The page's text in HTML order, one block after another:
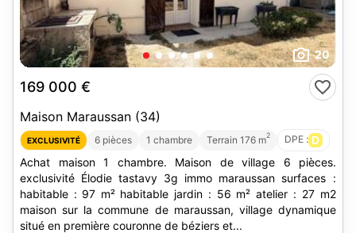
20
169 000 €
Maison Maraussan (34)
EXCLUSIVITÉ 6 pièces 1 chambre Terrain 176 m2 DPE : D
Achat maison 1 chambre. Maison de village 6 pièces.
exclusivité Élodie tastavy 3g immo maraussan surfaces :
habitable : 97 m² habitable jardin : 56 m² atelier : 27 m2
maison sur la commune de maraussan, village dynamique
situé en première couronne de béziers et...